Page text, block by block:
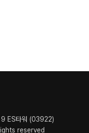
9 ES타워 (03922)
reserved